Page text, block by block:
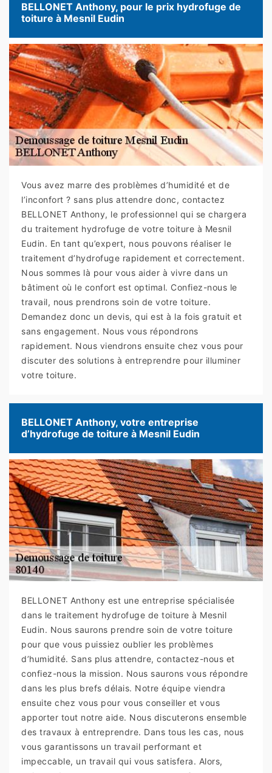
BELLONET Anthony, pour le prix hydrofuge de
toiture à Mesnil Eudin
Vous avez marre des problèmes d’humidité et de
l’inconfort ? sans plus attendre donc, contactez
BELLONET Anthony, le professionnel qui se chargera
du traitement hydrofuge de votre toiture à Mesnil
Eudin. En tant qu’expert, nous pouvons réaliser le
traitement d’hydrofuge rapidement et correctement.
Nous sommes là pour vous aider à vivre dans un
bâtiment où le confort est optimal. Confiez-nous le
travail, nous prendrons soin de votre toiture.
Demandez donc un devis, qui est à la fois gratuit et
sans engagement. Nous vous répondrons
rapidement. Nous viendrons ensuite chez vous pour
discuter des solutions à entreprendre pour illuminer
votre toiture.
BELLONET Anthony, votre entreprise
d’hydrofuge de toiture à Mesnil Eudin
BELLONET Anthony est une entreprise spécialisée
dans le traitement hydrofuge de toiture à Mesnil
Eudin. Nous saurons prendre soin de votre toiture
pour que vous puissiez oublier les problèmes
d’humidité. Sans plus attendre, contactez-nous et
confiez-nous la mission. Nous saurons vous répondre
dans les plus brefs délais. Notre équipe viendra
ensuite chez vous pour vous conseiller et vous
apporter tout notre aide. Nous discuterons ensemble
des travaux à entreprendre. Dans tous les cas, nous
vous garantissons un travail performant et
impeccable, un travail qui vous satisfera. Alors,